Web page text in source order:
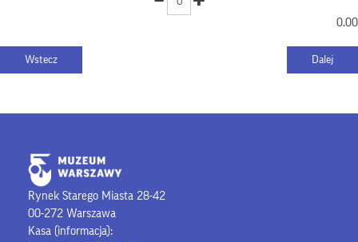
0.00
Rynek Starego Miasta 28-42
00-272 Warszawa
Kasa (informacja):